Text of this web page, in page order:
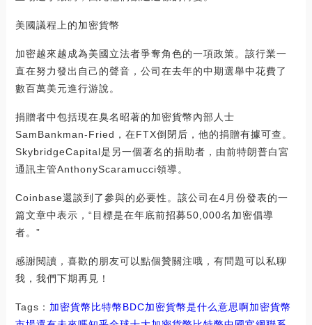
美國議程上的加密貨幣
加密越來越成為美國立法者爭奪角色的一項政策。該行業一
直在努力發出自己的聲音，公司在去年的中期選舉中花費了
數百萬美元進行游說。
捐贈者中包括現在臭名昭著的加密貨幣內部人士
SamBankman-Fried，在FTX倒閉后，他的捐贈有據可查。
SkybridgeCapital是另一個著名的捐助者，由前特朗普白宮
通訊主管AnthonyScaramucci領導。
Coinbase還談到了參與的必要性。該公司在4月份發表的一
篇文章中表示，“目標是在年底前招募50,000名加密倡導
者。”
感謝閱讀，喜歡的朋友可以點個贊關注哦，有問題可以私聊
我，我們下期再見！
Tags： 加密貨幣 比特幣BDC加密貨幣是什么意思啊加密貨幣